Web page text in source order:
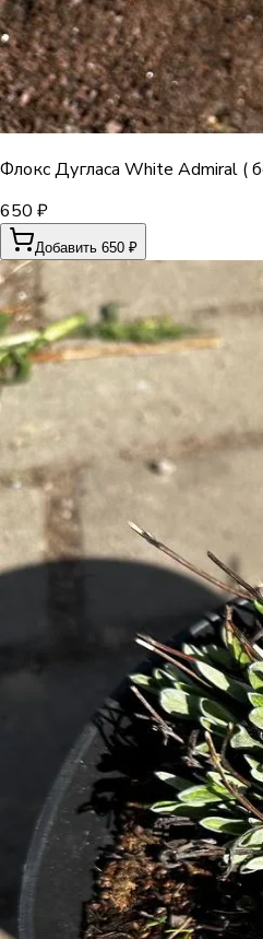
Флокс Дугласа White Admiral (
650 ₽
Добавить 650 ₽